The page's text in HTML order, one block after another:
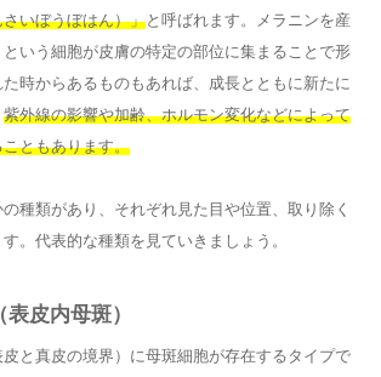
いぼうぼはん）」と呼ばれます。メラニンを産
いう細胞が皮膚の特定の部位に集まることで形
時からあるものもあれば、成長とともに新たに
紫外線の影響や加齢、ホルモン変化などによって
ともあります。
種類があり、それぞれ見た目や位置、取り除く
。代表的な種類を見ていきましょう。
皮内母斑）
と真皮の境界）に母斑細胞が存在するタイプで